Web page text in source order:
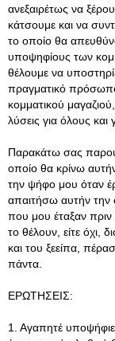
ανεξαιρέτως να
κάτσουμε και να
το οποίο θα
υποψηφίους των
θέλουμε να
πραγματικό
κομματικού
λύσεις για όλους και
Παρακάτω σας
οποίο θα κρίνω
την ψήφο μου όταν
απαιτήσω αυτήν την
που μου έταξαν πριν
το θέλουν, είτε όχι,
και του ξεείπα,
πάντα.
ΕΡΩΤΗΣΕΙΣ:
1
. Αγαπητέ